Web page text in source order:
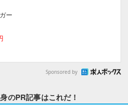
ー
Sponsored by
のPR記事はこれだ！